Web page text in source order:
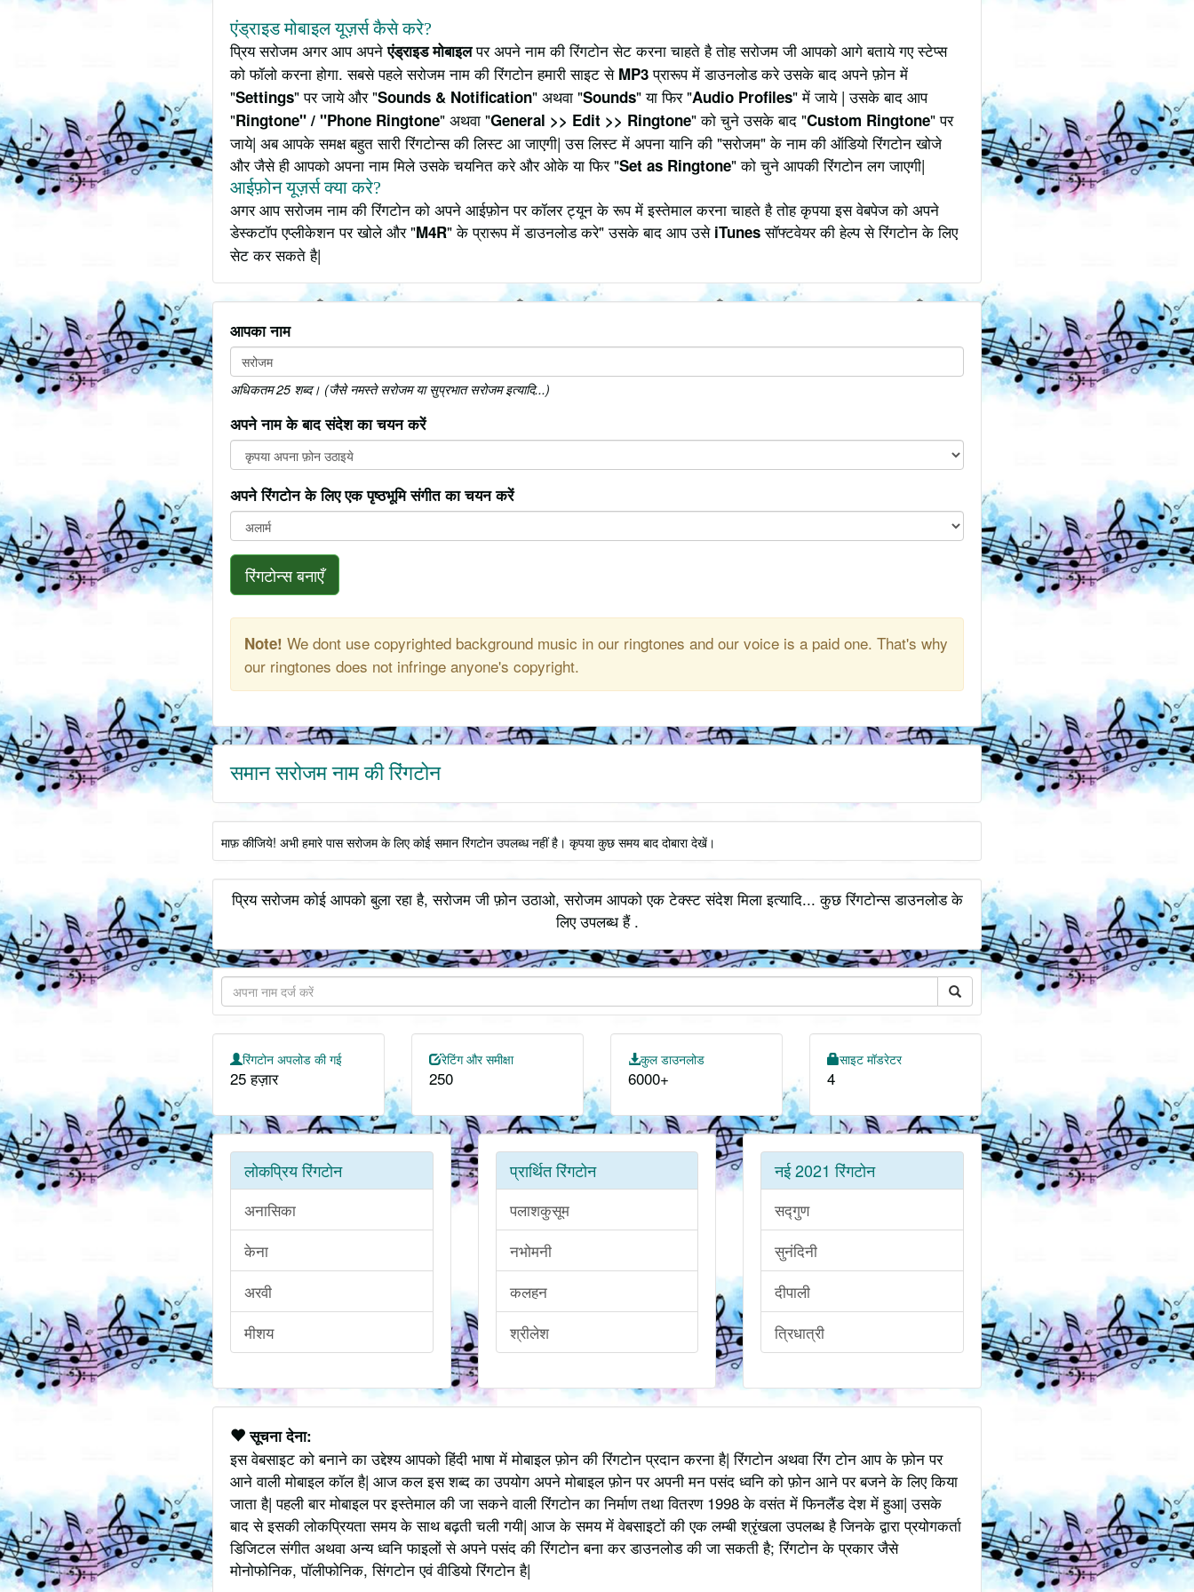
एंड्राइड मोबाइल यूज़र्स कैसे करे?
प्रिय सरोजम अगर आप अपनेएंड्राइड मोबाइलपर अपने नाम की रिंगटोन सेट करना चाहते है तोह सरोजम जी आपको आगे बताये गए स्टेप्स
को फॉलो करना होगा. सबसे पहले सरोजम नाम की रिंगटोन हमारी साइट से MP3प्रारूप में डाउनलोड करे उसके बाद अपने फ़ोन में
"Settings" पर जाये और "Sounds & Notification" अथवा "Sounds" या फिर "Audio Profiles" में जाये | उसके बाद आप
"Ringtone" / "Phone Ringtone" अथवा "General >> Edit >> Ringtone" को चुने उसके बाद "Custom Ringtone" पर
जाये| अब आपके समक्ष बहुत सारी रिंगटोन्स की लिस्ट आ जाएगी| उस लिस्ट में अपना यानि की "सरोजम" के नाम की ऑडियो रिंगटोन खोजे
और जैसे ही आपको अपना नाम मिले उसके चयनित करे और ओके या फिर "Set as Ringtone" को चुने आपकी रिंगटोन लग जाएगी|
आईफ़ोन यूज़र्स क्या करे?
अगर आप सरोजम नाम की रिंगटोन को अपने आईफ़ोन पर कॉलर ट्यून के रूप में इस्तेमाल करना चाहते है तोह कृपया इस वेबपेज को अपने
डेस्कटॉप एप्लीकेशन पर खोले और "M4R" के प्रारूप में डाउनलोड करे" उसके बाद आप उसे iTunesसॉफ्टवेयर की हेल्प से रिंगटोन के लिए
सेट कर सकते है|
आपका नाम
अधिकतम 25 शब्द। (जैसे नमस्ते सरोजम या सुप्रभात सरोजम इत्यादि...)
अपने नाम के बाद संदेश का चयन करें
अपने रिंगटोन के लिए एक पृष्ठभूमि संगीत का चयन करें
रिंगटोन्स बनाएँ
Note! We dont use copyrighted background music in our ringtones and our voice is a paid one. That's why
our ringtones does not infringe anyone's copyright.
समान सरोजम नाम की रिंगटोन
माफ़ कीजिये! अभी हमारे पास सरोजम के लिए कोई समान रिंगटोन उपलब्ध नहीं है। कृपया कुछ समय बाद दोबारा देखें।
प्रिय सरोजम कोई आपको बुला रहा है, सरोजम जी फ़ोन उठाओ, सरोजम आपको एक टेक्स्ट संदेश मिला इत्यादि... कुछ रिंगटोन्स डाउनलोड के
लिए उपलब्ध हैं .
रिंगटोन अपलोड की गई
25 हज़ार
रेटिंग और समीक्षा
250
कुल डाउनलोड
6000+
साइट मॉडरेटर
4
लोकप्रिय रिंगटोन
अनासिका
केना
अरवी
मीशय
प्रार्थित रिंगटोन
पलाशकुसूम
नभोमनी
कलहन
श्रीलेश
नई 2021 रिंगटोन
सद्गुण
सुनंदिनी
दीपाली
त्रिधात्री
सूचना देना:
इस वेबसाइट को बनाने का उद्देश्य आपको हिंदी भाषा में मोबाइल फ़ोन की रिंगटोन प्रदान करना है| रिंगटोन अथवा रिंग टोन आप के फ़ोन पर
आने वाली मोबाइल कॉल है| आज कल इस शब्द का उपयोग अपने मोबाइल फ़ोन पर अपनी मन पसंद ध्वनि को फ़ोन आने पर बजने के लिए किया
जाता है| पहली बार मोबाइल पर इस्तेमाल की जा सकने वाली रिंगटोन का निर्माण तथा वितरण 1998 के वसंत में फिनलैंड देश में हुआ| उसके
बाद से इसकी लोकप्रियता समय के साथ बढ़ती चली गयी| आज के समय में वेबसाइटों की एक लम्बी श्रृंखला उपलब्ध है जिनके द्वारा प्रयोगकर्ता
डिजिटल संगीत अथवा अन्य ध्वनि फाइलों से अपने पसंद की रिंगटोन बना कर डाउनलोड की जा सकती है; रिंगटोन के प्रकार जैसे
मोनोफोनिक, पॉलीफोनिक, सिंगटोन एवं वीडियो रिंगटोन है|